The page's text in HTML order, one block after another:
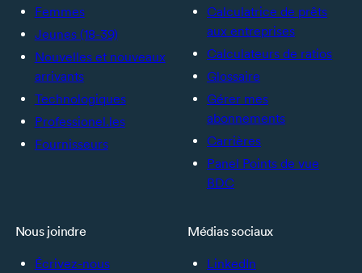
Femmes
Jeunes (18-39)
Nouvelles et nouveaux
arrivants
Technologiques
Professionel.les
Fournisseurs
Calculatrice de prêts
aux entreprises
Calculateurs de ratios
Glossaire
Gérer mes
abonnements
Carrières
Panel Points de vue
BDC
Nous joindre
Écrivez-nous
Médias sociaux
LinkedIn